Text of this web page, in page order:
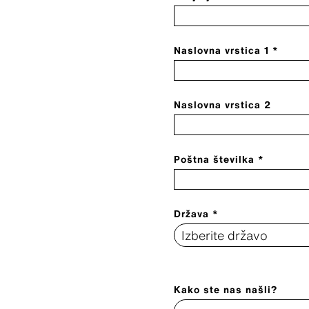
Naslovna vrstica 1 *
Naslovna vrstica 2
Poštna številka *
Država *
Kako ste nas našli?